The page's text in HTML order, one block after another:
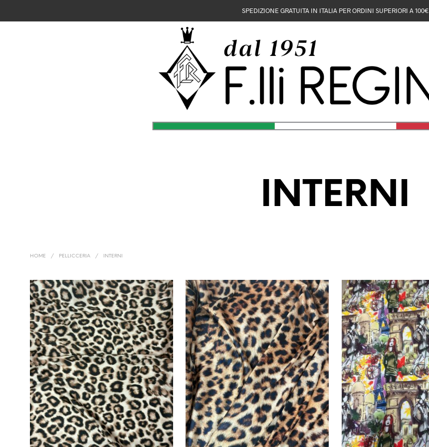
SPEDIZIONE GRATUITA IN ITALIA PER ORDINI SUPERIORI A 100€
INTERNI
HOME / PELLICCERIA / INTERNI